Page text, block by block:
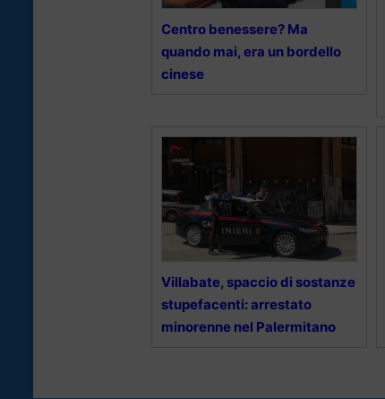
Centro benessere? Ma
quando mai, era un bordello
cinese
Villabate, spaccio di sostanze
stupefacenti: arrestato
minorenne nel Palermitano